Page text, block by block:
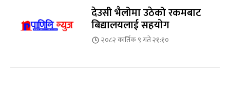
देउसी भैलोमा उठेको रकमबाट
बिद्यालयलाई सहयोग
२०८२ कार्तिक ९ गते २१:१०